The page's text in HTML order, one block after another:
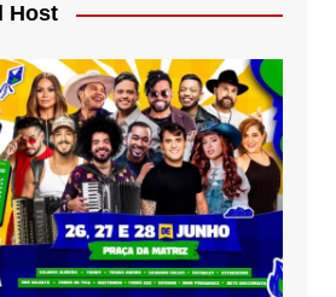
Host